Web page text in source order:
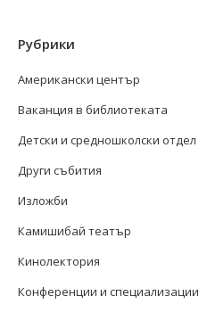
Рубрики
Американски център
Ваканция в библиотеката
Детски и средношколски отдел
Други събития
Изложби
Камишибай театър
Кинолектория
Конференции и специализации